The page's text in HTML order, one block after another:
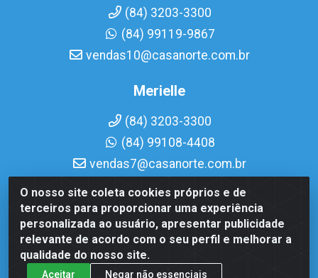
O nosso site coleta cookies próprios e de
terceiros para proporcionar uma experiência
personalizada ao usuário, apresentar publicidade
relevante de acordo com o seu perfil e melhorar a
qualidade do nosso site.
Aceitar Negar não essenciais
(84) 3203-3300
(84) 99119-9867
vendas10@casanorte.com.br
Merielle
(84) 3203-3300
(84) 99108-4408
vendas7@casanorte.com.br
Casa Norte LTDA - Av. Interventor Mário Câmara, 1815 -
Dix-Sept Rosado, Natal/RN - CEP 59054-600 - CNPJ
08.713.513/0001-51